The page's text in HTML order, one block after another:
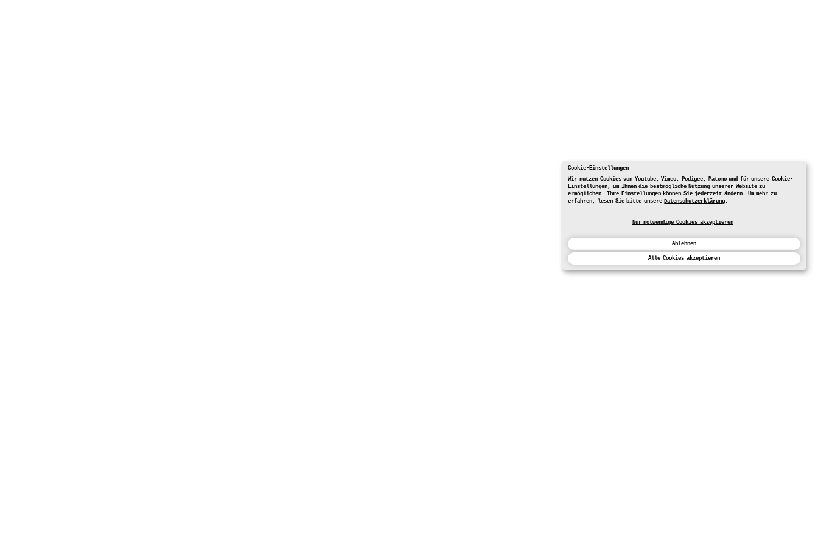
Cookie-Einstellungen
Wir nutzen Cookies von Youtube, Vimeo, Podigee, Matomo und für unsere Cookie-
Einstellungen, um Ihnen die bestmögliche Nutzung unserer Website zu
ermöglichen. Ihre Einstellungen können Sie jederzeit ändern. Um mehr zu
erfahren, lesen Sie bitte unsereDatenschutzerklärung.
Nur notwendige Cookies akzeptieren
Ablehnen
Alle Cookies akzeptieren